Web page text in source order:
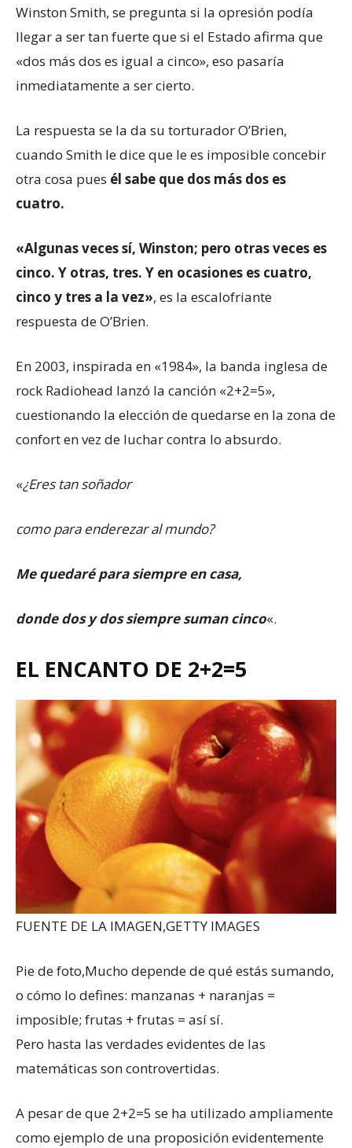
Winston Smith, se pregunta si la opresión podía
llegar a ser tan fuerte que si el Estado afirma que
«dos más dos es igual a cinco», eso pasaría
inmediatamente a ser cierto.
La respuesta se la da su torturador O’Brien,
cuando Smith le dice que le es imposible concebir
otra cosa pues él sabe que dos más dos es
cuatro.
«Algunas veces sí, Winston; pero otras veces es
cinco. Y otras, tres. Y en ocasiones es cuatro,
cinco y tres a la vez», es la escalofriante
respuesta de O’Brien.
En 2003, inspirada en «1984», la banda inglesa de
rock Radiohead lanzó la canción «2+2=5»,
cuestionando la elección de quedarse en la zona de
confort en vez de luchar contra lo absurdo.
«¿Eres tan soñador
como para enderezar al mundo?
Me quedaré para siempre en casa,
donde dos y dos siempre suman cinco«.
EL ENCANTO DE 2+2=5
FUENTE DE LA IMAGEN,GETTY IMAGES
Pie de foto,Mucho depende de qué estás sumando,
o cómo lo defines: manzanas + naranjas =
imposible; frutas + frutas = así sí.
Pero hasta las verdades evidentes de las
matemáticas son controvertidas.
A pesar de que 2+2=5 se ha utilizado ampliamente
como ejemplo de una proposición evidentemente